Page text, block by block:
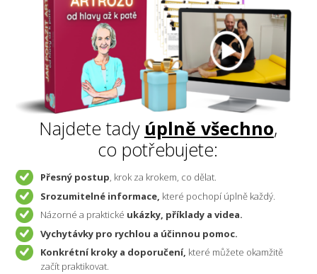
Najdete tady úplně všechno,
co potřebujete:
Přesný postup, krok za krokem, co dělat.
Srozumitelné informace, které pochopí úplně každý.
Názorné a praktické ukázky, příklady a videa.
Vychytávky pro rychlou a účinnou pomoc.
Konkrétní kroky a doporučení, které můžete okamžitě
začít praktikovat.